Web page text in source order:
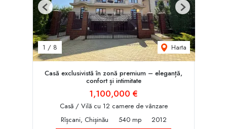
1 / 8 Harta
Previous Next
Casă exclusivistă în zonă premium – eleganță,
confort și intimitate
1,100,000 €
Casă / Vilă cu 12 camere de vânzare
Rîșcani, Chișinău
540 mp
2012